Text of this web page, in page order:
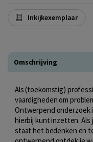
Inkijkexemplaar
Omschrijving
Als (toekomstig)
vaardigheden om
Ontwerpend onderzoek
hierbij kunt inzetten. Als
staat het bedenken en